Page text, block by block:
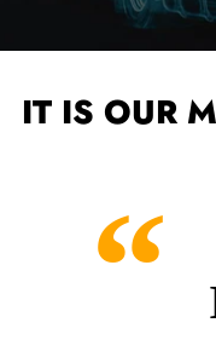
IT IS OUR
“